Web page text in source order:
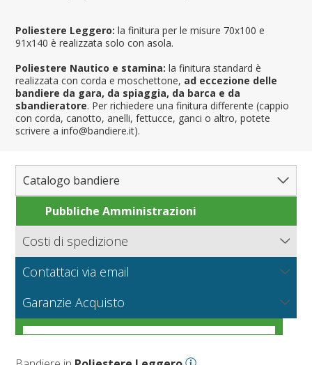
Poliestere Leggero: la finitura per le misure 70x100 e
91x140 è realizzata solo con asola.
Poliestere Nautico e stamina: la finitura standard è
realizzata con corda e moschettone, ad eccezione delle
bandiere da gara, da spiaggia, da barca e da
sbandieratore. Per richiedere una finitura differente (cappio
con corda, canotto, anelli, fettucce, ganci o altro, potete
scrivere a info@bandiere.it).
Catalogo bandiere
Bandiere del Mondo
Nord America
Sud America
Asia
Regioni e Stati
Regioni italiane
Francesi
Contee e Province
Province Italiane
Province Spagnole
Città Italiane
Città spagnole
Nautiche e Spiaggia
Militari e Mercantili
Corse automobilistiche
Pubbliche Amministrazioni
Costi di spedizione
Bandiere.it calcola le spese di spedizione in base al peso
della merce, il tipo di pagamento e la modalità di
VEDI
Contattaci via email
preventivo per grandi quantità o produzioni particolari.
VEDI
Garanzie Acquisto
Condizioni generali di vendita online
I tessuti per bandiere